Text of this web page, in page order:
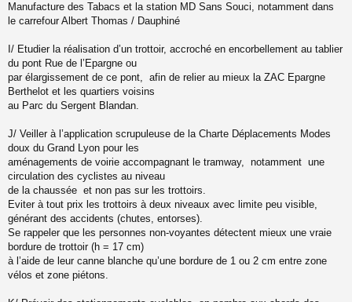
Manufacture des Tabacs et la station MD Sans Souci, notamment dans
le carrefour Albert Thomas / Dauphiné
I/ Etudier la réalisation d’un trottoir, accroché en encorbellement au tablier
du pont Rue de l’Epargne ou
par élargissement de ce pont, afin de relier au mieux la ZAC Epargne
Berthelot et les quartiers voisins
au Parc du Sergent Blandan.
J/ Veiller à l’application scrupuleuse de la Charte Déplacements Modes
doux du Grand Lyon pour les
aménagements de voirie accompagnant le tramway, notamment une
circulation des cyclistes au niveau
de la chaussée et non pas sur les trottoirs.
Eviter à tout prix les trottoirs à deux niveaux avec limite peu visible,
générant des accidents (chutes, entorses).
Se rappeler que les personnes non-voyantes détectent mieux une vraie
bordure de trottoir (h = 17 cm)
à l’aide de leur canne blanche qu’une bordure de 1 ou 2 cm entre zone
vélos et zone piétons.